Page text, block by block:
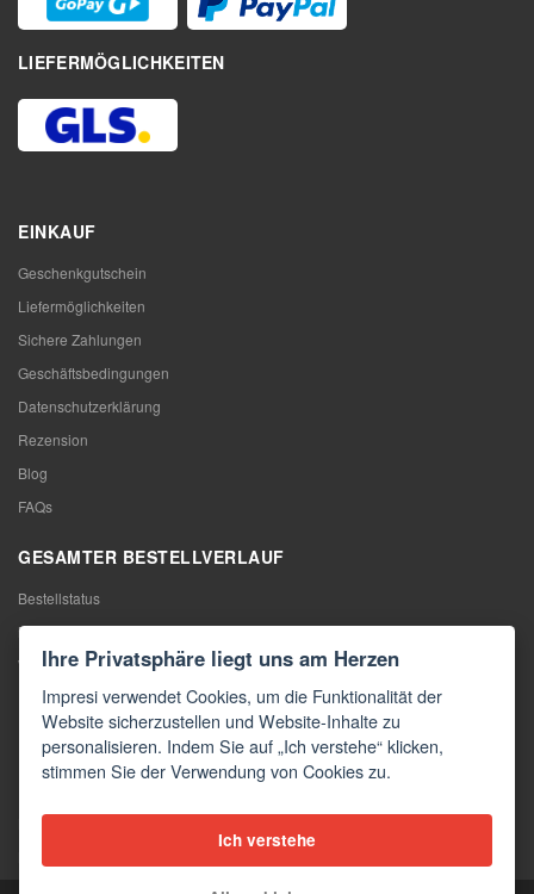
LIEFERMÖGLICHKEITEN
EINKAUF
Geschenkgutschein
Liefermöglichkeiten
Sichere Zahlungen
Geschäftsbedingungen
Datenschutzerklärung
Rezension
Blog
FAQs
GESAMTER BESTELLVERLAUF
Bestellstatus
Meine Bestellung
Warentausch
Rücktritt vom Vertrag
Reklamation
KONTAKTE
Kontakte
Ihre Privatsphäre liegt uns am Herzen
Impresi verwendet Cookies, um die Funktionalität der
Website sicherzustellen und Website-Inhalte zu
personalisieren. Indem Sie auf „Ich verstehe“ klicken,
stimmen Sie der Verwendung von Cookies zu.
Ich verstehe